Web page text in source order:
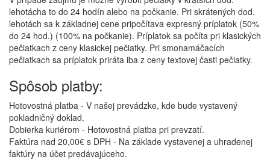
lehotácha to do 24 hodín alebo na počkanie. Pri skrátených dod.
lehotách sa k základnej cene pripočítava expresný príplatok (50%
do 24 hod.) (100% na počkanie). Príplatok sa počíta pri klasických
pečiatkach z ceny klasickej pečiatky. Pri smonamáčacích
pečiatkach sa príplatok priráta iba z ceny textovej časti pečiatky.
Spôsob platby:
Hotovostná platba - V našej prevádzke, kde bude vystavený
pokladničný doklad.
Dobierka kuriérom - Hotovostná platba pri prevzatí.
Faktúra nad 20,00€ s DPH - Na základe vystavenej a uhradenej
faktúry na účet predávajúceho.